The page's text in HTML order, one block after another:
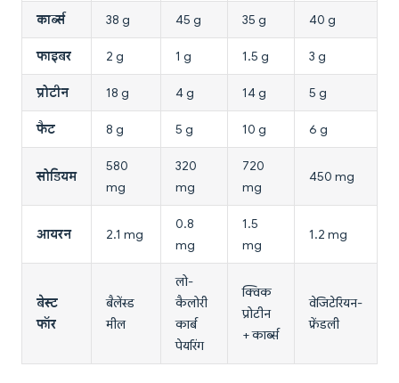
कार्ब्स 38 g 45 g 35 g 40 g
फाइबर 2 g 1 g 1.5 g 3 g
प्रोटीन 18 g 4 g 14 g 5 g
फैट 8 g 5 g 10 g 6 g
सोडियम
580
mg
320
mg
720
mg
450 mg
आयरन 2.1 mg
0.8
mg
1.5
mg
1.2 mg
बेस्ट
फॉर
बैलेंस्ड
मील
लो-
कैलोरी
कार्ब
पेयरिंग
क्विक
प्रोटीन
+ कार्ब्स
वेजिटेरियन-
फ्रेंडली